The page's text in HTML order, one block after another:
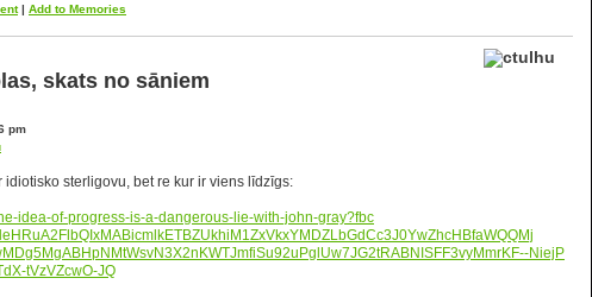
| Add to Memories
skats no sāniem
pm
idiotisko sterligovu, bet re kur ir viens līdzīgs:
idea-of-progress-is-a-dangerous-lie-with-john-gray?fbc
BZUkhiM1ZxVkxYMDZLbGdCc3J0YwZhcHBfaWQQMj
fiSu92uPglUw7JG2tRABNISFF3vyMmrKF--NiejP
tVzVZcwO-JQ